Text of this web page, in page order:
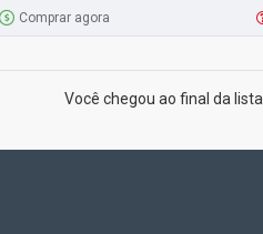
Comprar agora
Você chegou ao final da lista